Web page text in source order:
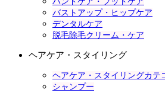
バストアップ・ヒップケア
デンタルケア
脱毛除毛クリーム・ケア
ヘアケア・スタイリング
ヘアケア・スタイリングカテ
シャンプー